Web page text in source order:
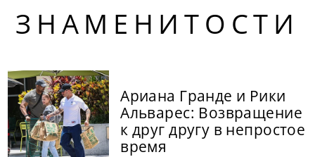
ЗНАМЕНИТОСТИ
Ариана Гранде и Рики
Альварес: Возвращение
к друг другу в непростое
время